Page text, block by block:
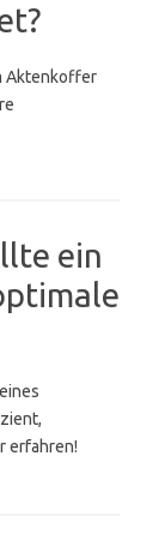
Aktenkoffer
ein
erfahren!